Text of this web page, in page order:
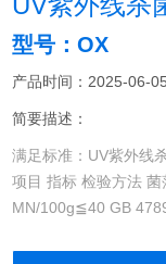
型号：OX
产品时间：2025-06-05
简要描述：
满足标准：UV紫外线
项目 指标 检验方法
MN/100g≦40 GB